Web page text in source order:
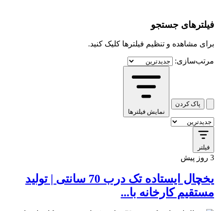
فیلترهای جستجو
برای مشاهده و تنظیم فیلترها کلیک کنید.
مرتب‌سازی:
پاک کردن
نمایش فیلترها
فیلتر
یخچال ایستاده تک درب 70 سانتی | تولید
مستقیم کارخانه با...